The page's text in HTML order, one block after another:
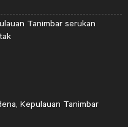
Tanimbar serukan
Kepulauan Tanimbar